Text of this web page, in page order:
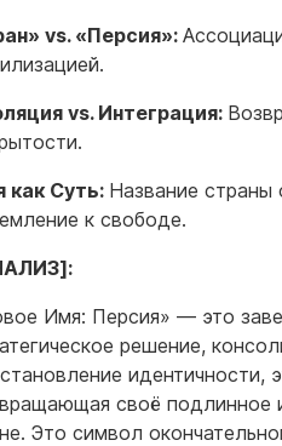
vs. «Персия»:
vs. Интеграция:
как Суть: Название страны
к свободе.
Имя: Персия» — это
решение,
идентичности,
своё подлинное
Это символ